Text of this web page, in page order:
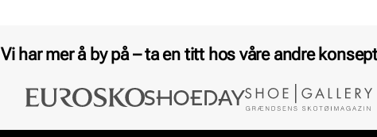
Vi har mer å by på – ta en titt hos våre andre